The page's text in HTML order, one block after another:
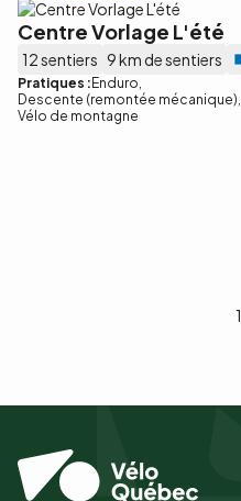
Centre Vorlage L'été
12 sentiers 9 km de sentiers
Pratiques : Enduro
Descente (remontée mécanique)
Vélo de montagne
1